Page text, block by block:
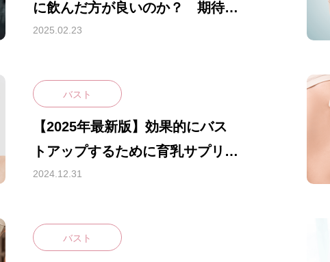
に飲んだ方が良いのか？ 期待で
きる効果や注意点・効果を最大化
2025.02.23
バスト
【2025年最新版】効果的にバス
トアップするために育乳サプリは
効果があるのか？医学的に徹底解
2024.12.31
バスト